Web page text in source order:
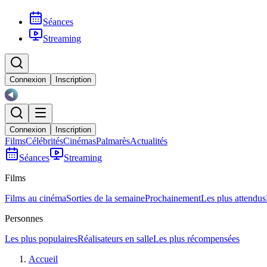
Séances
Streaming
Connexion Inscription
Connexion Inscription
FilmsCélébritésCinémasPalmarèsActualités
Séances
Streaming
Films
Films au cinémaSorties de la semaineProchainementLes plus attendus
Personnes
Les plus populairesRéalisateurs en salleLes plus récompensées
Accueil